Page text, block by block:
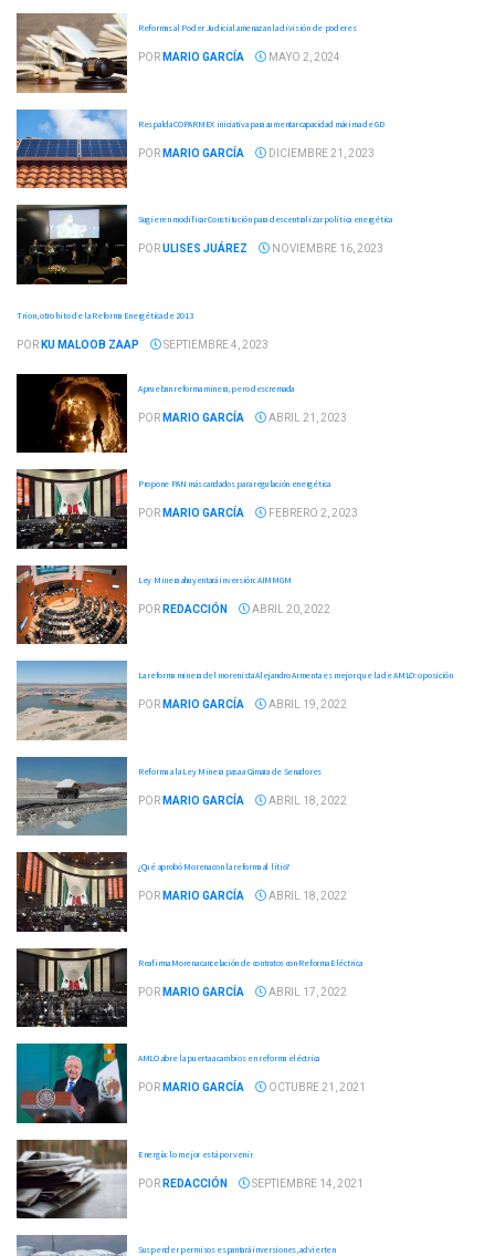
Reformas al Poder Judicial amenazan la división de poderes
POR MARIO GARCÍA MAYO 2, 2024
Respalda COPARMEX iniciativa para aumentar capacidad máxima de GD
POR MARIO GARCÍA DICIEMBRE 21, 2023
Sugieren modificar Constitución para descentralizar política energética
PORULISES JUÁREZ NOVIEMBRE 16, 2023
Trion, otro hito de la Reforma Energética de 2013
POR KU MALOOB ZAAP SEPTIEMBRE 4, 2023
Aprueban reforma minera, pero descremada
POR MARIO GARCÍA ABRIL 21, 2023
Propone PAN más candados para regulación energética
POR MARIO GARCÍA FEBRERO 2, 2023
Ley Minera ahuyentará inversión: AIMMGM
POR REDACCIÓN ABRIL 20, 2022
La reforma minera del morenista Alejandro Armenta es mejor que la de AMLO: oposición
POR MARIO GARCÍA ABRIL 19, 2022
Reforma a la Ley Minera pasa a Cámara de Senadores
POR MARIO GARCÍA ABRIL 18, 2022
¿Qué aprobó Morena con la reforma al litio?
POR MARIO GARCÍA ABRIL 18, 2022
Reafirma Morena cancelación de contratos con Reforma Eléctrica
POR MARIO GARCÍA ABRIL 17, 2022
AMLO abre la puerta a cambios en reforma eléctrica
POR MARIO GARCÍA OCTUBRE 21, 2021
Energía: lo mejor está por venir
POR REDACCIÓN SEPTIEMBRE 14, 2021
Suspender permisos espantará inversiones, advierten